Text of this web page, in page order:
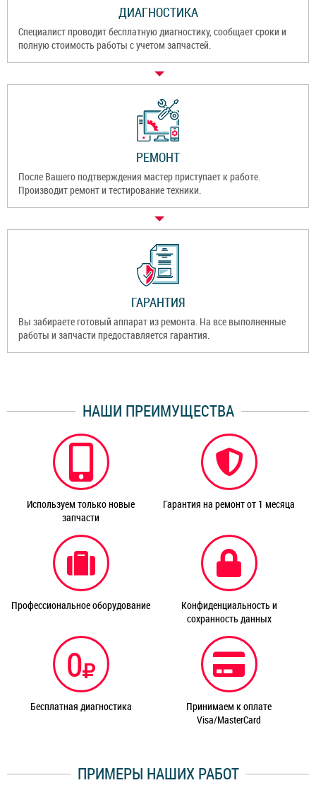
ДИАГНОСТИКА
Специалист проводит бесплатную диагностику, сообщает сроки и
полную стоимость работы с учетом запчастей.
РЕМОНТ
После Вашего подтверждения мастер приступает к работе.
Производит ремонт и тестирование техники.
ГАРАНТИЯ
Вы забираете готовый аппарат из ремонта. На все выполненные
работы и запчасти предоставляется гарантия.
НАШИ ПРЕИМУЩЕСТВА
Используем только новые
запчасти
Гарантия на ремонт от 1 месяца
Профессиональное оборудование
Конфиденциальность и
сохранность данных
0
Бесплатная диагностика
Принимаем к оплате
Visa/MasterCard
ПРИМЕРЫ НАШИХ РАБОТ